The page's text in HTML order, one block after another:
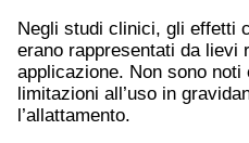
Negli studi clinici, gli effetti
erano rappresentati da lievi
applicazione. Non sono
limitazioni all’uso in
l’allattamento.